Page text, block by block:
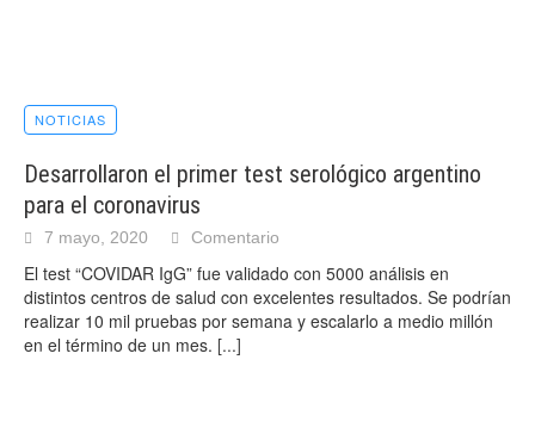
NOTICIAS
Desarrollaron el primer test serológico argentino
para el coronavirus
7 mayo, 2020 Comentario
El test “COVIDAR IgG” fue validado con 5000 análisis en
distintos centros de salud con excelentes resultados. Se podrían
realizar 10 mil pruebas por semana y escalarlo a medio millón
en el término de un mes. [...]